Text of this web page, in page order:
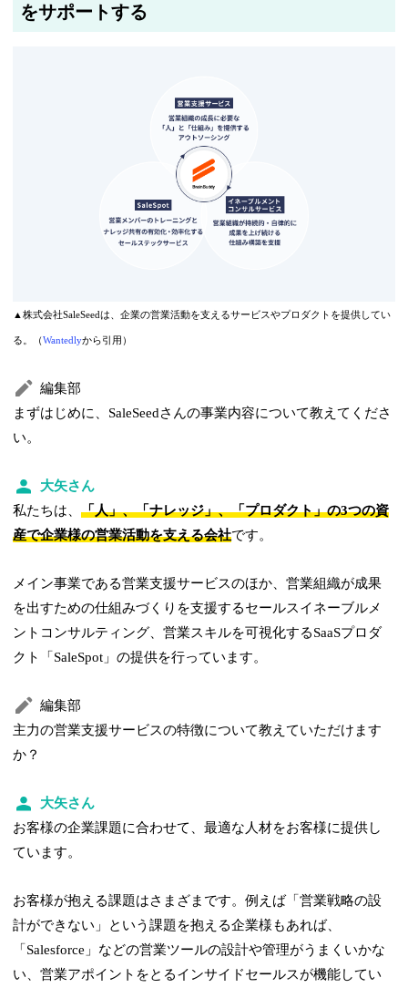
をサポートする
▲株式会社SaleSeedは、企業の営業活動を支えるサービスやプロダクトを提供してい
る。（Wantedlyから引用）
編集部
まずはじめに、SaleSeedさんの事業内容について教えてくださ
い。
大矢さん
私たちは、「人」、「ナレッジ」、「プロダクト」の3つの資
産で企業様の営業活動を支える会社です。
メイン事業である営業支援サービスのほか、営業組織が成果
を出すための仕組みづくりを支援するセールスイネーブルメ
ントコンサルティング、営業スキルを可視化するSaaSプロダ
クト「SaleSpot」の提供を行っています。
編集部
主力の営業支援サービスの特徴について教えていただけます
か？
大矢さん
お客様の企業課題に合わせて、最適な人材をお客様に提供し
ています。
お客様が抱える課題はさまざまです。例えば「営業戦略の設
計ができない」という課題を抱える企業様もあれば、
「Salesforce」などの営業ツールの設計や管理がうまくいかな
い、営業アポイントをとるインサイドセールスが機能してい